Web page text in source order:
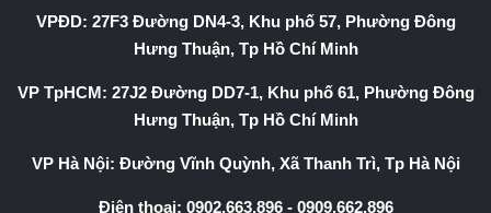
VPĐD: 27F3 Đường DN4-3, Khu phố 57, Phường Đông
Hưng Thuận, Tp Hồ Chí Minh
VP TpHCM: 27J2 Đường DD7-1, Khu phố 61, Phường Đông
Hưng Thuận, Tp Hồ Chí Minh
VP Hà Nội: Đường Vĩnh Quỳnh, Xã Thanh Trì, Tp Hà Nội
Điện thoại: 0902.663.896- 0909.662.896